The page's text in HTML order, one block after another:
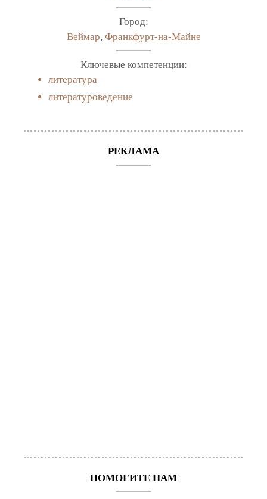
Город:
Веймар, Франкфурт-на-Майне
Ключевые компетенции:
литература
литературоведение
РЕКЛАМА
ПОМОГИТЕ НАМ